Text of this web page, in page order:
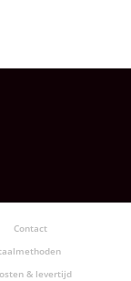
Contact
& levertijd